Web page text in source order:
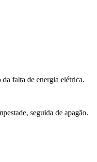
falta de energia elétrica.
seguida de apagão.